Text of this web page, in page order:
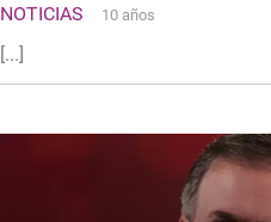
NOTICIAS 10 años
[...]